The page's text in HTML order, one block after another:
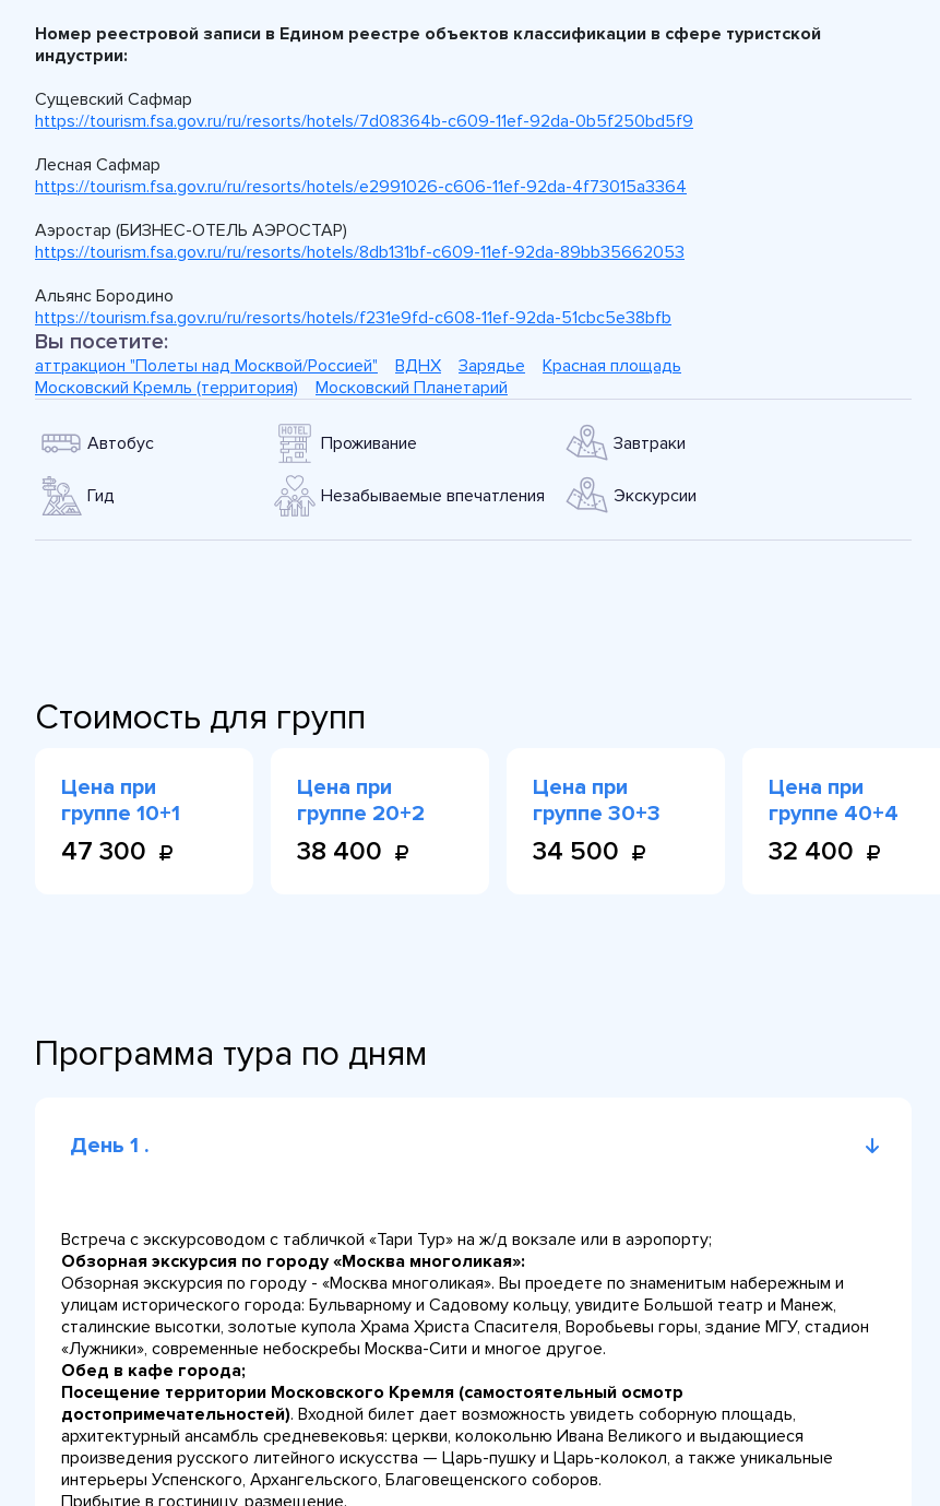
Номер реестровой записи в Едином реестре объектов классификации в сфере туристской
индустрии:
Сущевский Сафмар
https://tourism.fsa.gov.ru/ru/resorts/hotels/7d08364b-c609-11ef-92da-0b5f250bd5f9
Лесная Сафмар
https://tourism.fsa.gov.ru/ru/resorts/hotels/e2991026-c606-11ef-92da-4f73015a3364
Аэростар (БИЗНЕС-ОТЕЛЬ АЭРОСТАР)
https://tourism.fsa.gov.ru/ru/resorts/hotels/8db131bf-c609-11ef-92da-89bb35662053
Альянс Бородино
https://tourism.fsa.gov.ru/ru/resorts/hotels/f231e9fd-c608-11ef-92da-51cbc5e38bfb
Вы посетите:
аттракцион "Полеты над Москвой/Россией" ВДНХ Зарядье
Красная площадь
Московский Кремль (территория)
Московский Планетарий
Автобус Проживание Завтраки
Гид Незабываемые впечатления Экскурсии
Стоимость для групп
Цена при
группе 10+1
47 300
Цена при
группе 20+2
38 400
Цена при
группе 30+3
34 500
Цена при
группе 40+4
32 400
Программа тура по дням
День 1 .
Встреча с экскурсоводом с табличкой «Тари Тур» на ж/д вокзале или в аэропорту;
Обзорная экскурсия по городу «Москва многоликая»:
Обзорная экскурсия по городу - «Москва многоликая». Вы проедете по знаменитым набережным и
улицам исторического города: Бульварному и Садовому кольцу, увидите Большой театр и Манеж,
сталинские высотки, золотые купола Храма Христа Спасителя, Воробьевы горы, здание МГУ, стадион
«Лужники», современные небоскребы Москва-Сити и многое другое.
Обед в кафе города;
Посещение территории Московского Кремля (самостоятельный осмотр
достопримечательностей). Входной билет дает возможность увидеть соборную площадь,
архитектурный ансамбль средневековья: церкви, колокольню Ивана Великого и выдающиеся
произведения русского литейного искусства — Царь-пушку и Царь-колокол, а также уникальные
интерьеры Успенского, Архангельского, Благовещенского соборов.